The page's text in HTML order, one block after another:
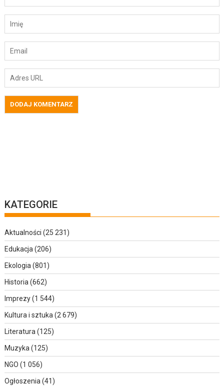
KATEGORIE
Aktualności (25 231)
Edukacja(206)
Ekologia(801)
Historia(662)
Imprezy(1 544)
Kultura i sztuka(2 679)
Literatura(125)
Muzyka(125)
NGO (1 056)
Ogłoszenia(41)